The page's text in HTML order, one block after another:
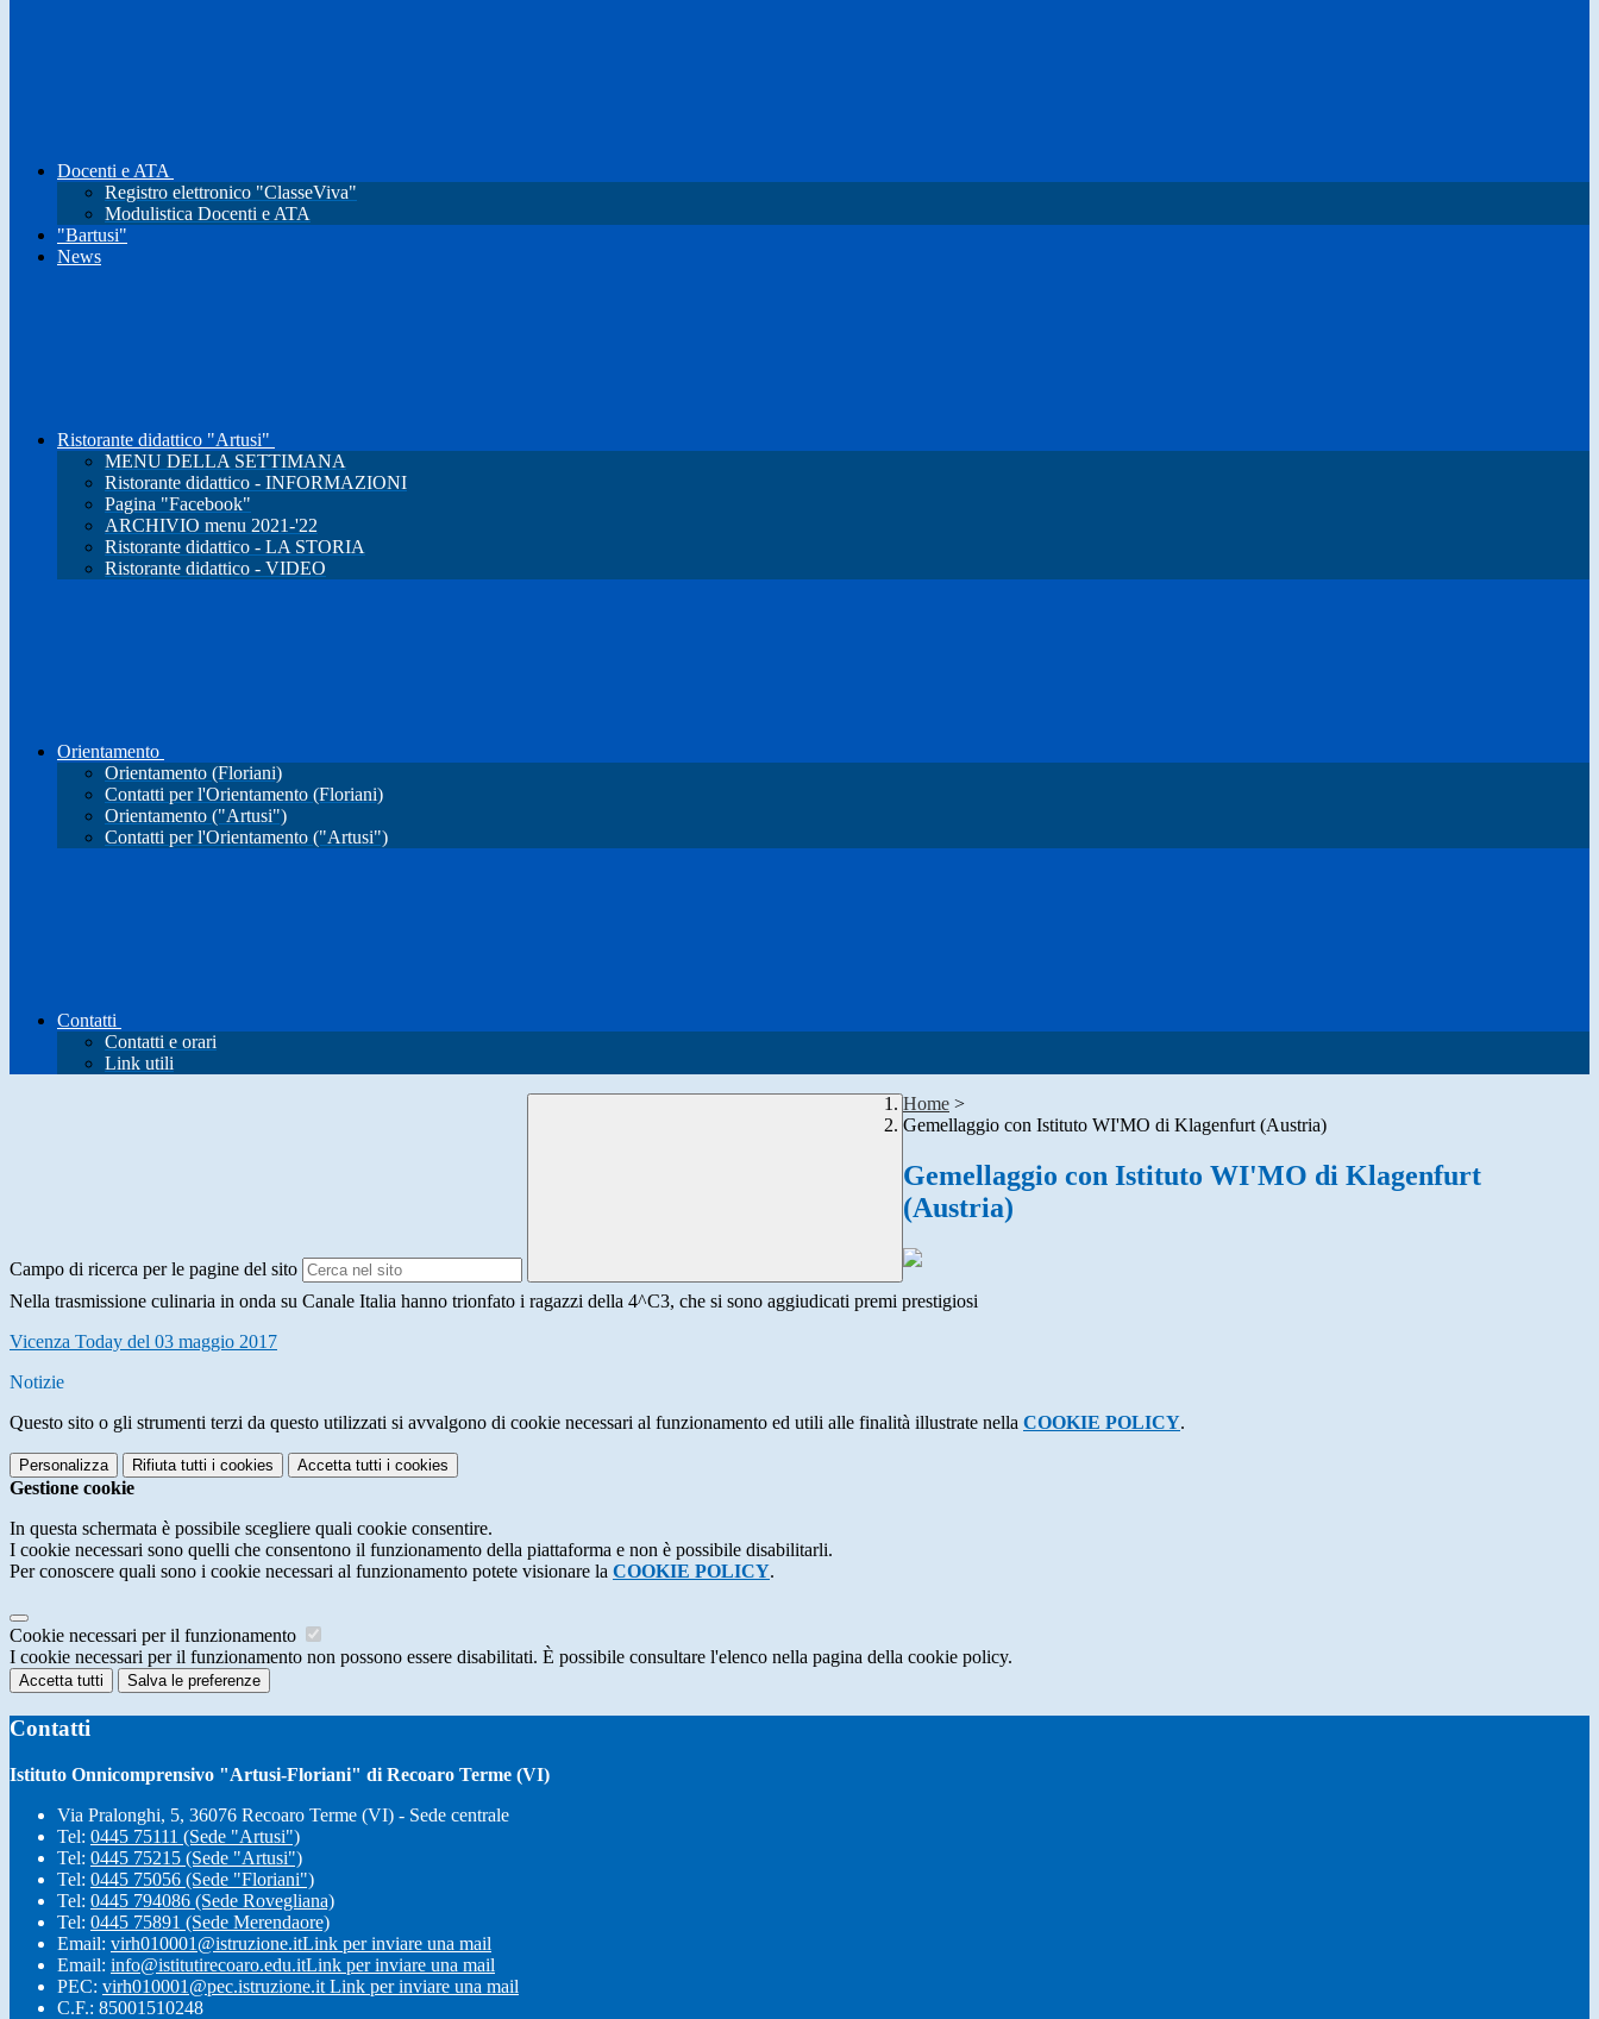
Docenti e ATA
Registro elettronico "ClasseViva"
Modulistica Docenti e ATA
"Bartusi"
News
Ristorante didattico "Artusi"
MENU DELLA SETTIMANA
Ristorante didattico - INFORMAZIONI
Pagina "Facebook"
ARCHIVIO menu 2021-'22
Ristorante didattico - LA STORIA
Ristorante didattico - VIDEO
Orientamento
Orientamento (Floriani)
Contatti per l'Orientamento (Floriani)
Orientamento ("Artusi")
Contatti per l'Orientamento ("Artusi")
Contatti
Contatti e orari
Link utili
Campo di ricerca per le pagine del sito
Home >
Gemellaggio con Istituto WI'MO di Klagenfurt (Austria)
Gemellaggio con Istituto WI'MO di Klagenfurt
(Austria)
Nella trasmissione culinaria in onda su Canale Italia hanno trionfato i ragazzi della 4^C3, che si sono aggiudicati premi prestigiosi
Vicenza Today del 03 maggio 2017
Notizie
Questo sito o gli strumenti terzi da questo utilizzati si avvalgono di cookie necessari al funzionamento ed utili alle finalità illustrate nella COOKIE POLICY.
Personalizza Rifiuta tutti i cookies Accetta tutti i cookies
Gestione cookie
In questa schermata è possibile scegliere quali cookie consentire.
I cookie necessari sono quelli che consentono il funzionamento della piattaforma e non è possibile disabilitarli.
Per conoscere quali sono i cookie necessari al funzionamento potete visionare la COOKIE POLICY.
Cookie necessari per il funzionamento
I cookie necessari per il funzionamento non possono essere disabilitati. È possibile consultare l'elenco nella pagina della cookie policy.
Accetta tutti Salva le preferenze
Contatti
Istituto Onnicomprensivo "Artusi-Floriani" di Recoaro Terme (VI)
Via Pralonghi, 5, 36076 Recoaro Terme (VI) - Sede centrale
Tel: 0445 75111 (Sede "Artusi")
Tel: 0445 75215 (Sede "Artusi")
Tel: 0445 75056 (Sede "Floriani")
Tel: 0445 794086 (Sede Rovegliana)
Tel: 0445 75891 (Sede Merendaore)
Email: virh010001@istruzione.itLink per inviare una mail
Email: info@istitutirecoaro.edu.itLink per inviare una mail
PEC: virh010001@pec.istruzione.it Link per inviare una mail
C.F.: 85001510248